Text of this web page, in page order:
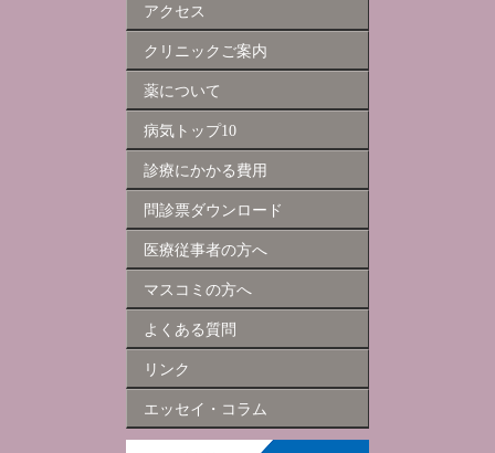
アクセス
クリニックご案内
薬について
病気トップ10
診療にかかる費用
問診票ダウンロード
医療従事者の方へ
マスコミの方へ
よくある質問
リンク
エッセイ・コラム